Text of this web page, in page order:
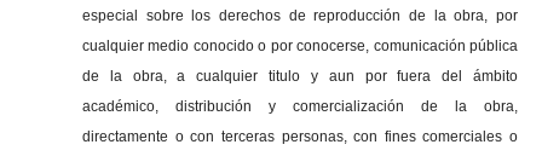
especial sobre los derechos de reproducción de la obra, por
cualquier medio conocido o por conocerse, comunicación pública
de la obra, a cualquier titulo y aun por fuera del ámbito
académico, distribución y comercialización de la obra,
directamente o con terceras personas, con fines comerciales o